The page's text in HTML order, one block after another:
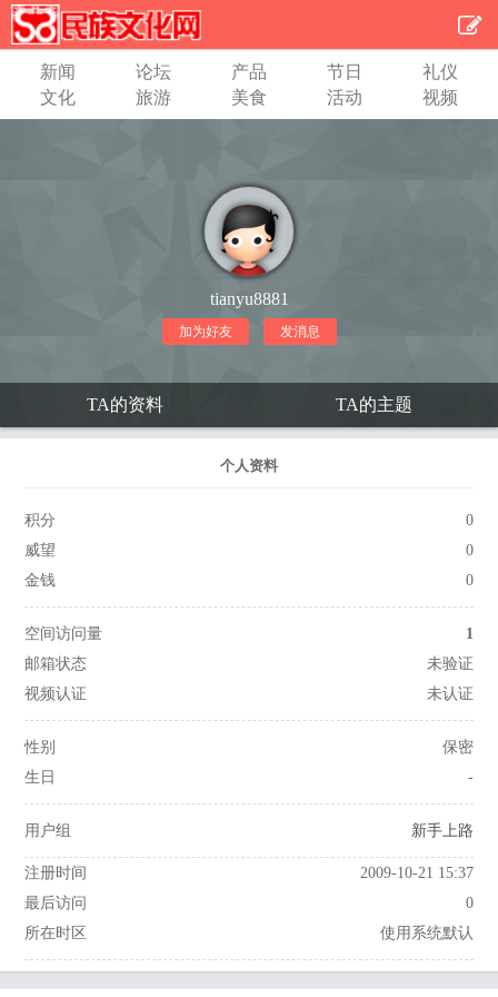
新闻 论坛 产品 节日
礼仪
文化
旅游 美食 活动 视频
tianyu8881
加为好友 发消息
TA的资料 TA的主题
个人资料
积分
0
威望
0
金钱
0
空间访问量
1
邮箱状态
未验证
视频认证
未认证
性别
保密
生日
-
用户组 新手上路
注册时间
2009-10-21 15:37
最后访问
0
所在时区
使用系统默认